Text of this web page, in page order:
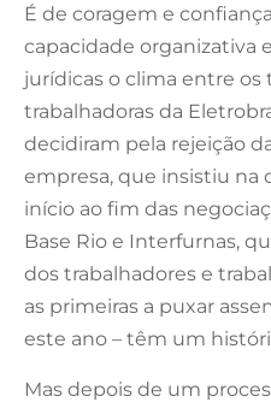
É de coragem e
capacidade organizativa
jurídicas o clima entre os
trabalhadoras da
decidiram pela rejeição
empresa, que insistiu na
início ao fim das
Base Rio e Interfurnas,
dos trabalhadores e
as primeiras a puxar
este ano – têm um
Mas depois de um